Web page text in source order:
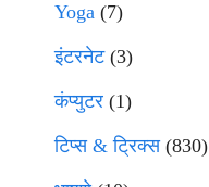
Yoga (7)
इंटरनेट(3)
कंप्युटर (1)
टिप्स & ट्रिक्स(830)